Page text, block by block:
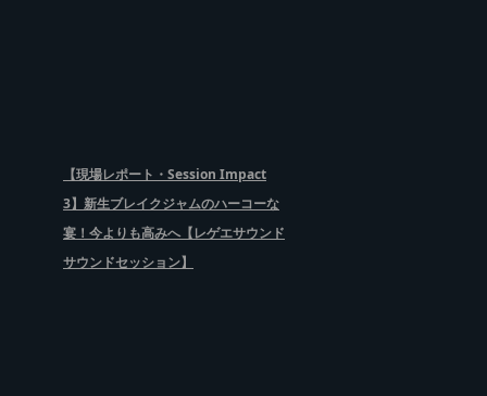
【現場レポート・Session Impact
3】新生ブレイクジャムのハーコーな
宴！今よりも高みへ【レゲエサウンド
サウンドセッション】